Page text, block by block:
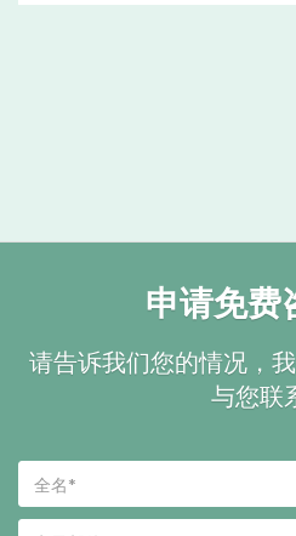
申请免费
请告诉我们您的情况，
与您联